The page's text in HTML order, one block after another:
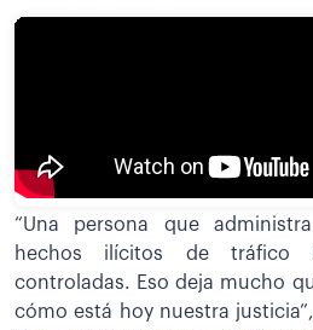
“Una persona que
hechos ilícitos de tráfico
controladas. Eso deja mucho
cómo está hoy nuestra